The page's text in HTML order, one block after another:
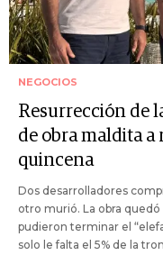
NEGOCIOS
Resurrección de
de obra maldita a
quincena
Dos desarrolladores
otro murió. La obra
pudieron terminar el
solo le falta el 5% de la